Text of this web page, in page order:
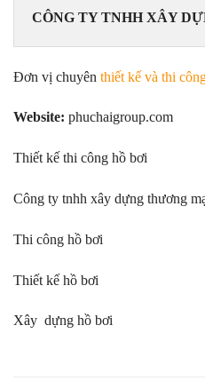
CÔNG TY TNHH XÂY
Đơn vị chuyên thiết kế và thi
Website: phuchaigroup.com
Thiết kế thi công hồ bơi
Công ty tnhh xây dựng thương
Thi công hồ bơi
Thiết kế hồ bơi
Xây dựng hồ bơi